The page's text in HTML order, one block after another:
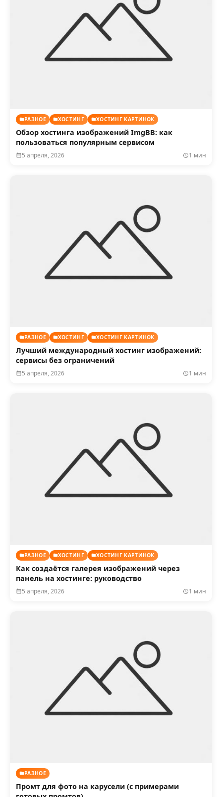
РАЗНОЕ ХОСТИНГ ХОСТИНГ КАРТИНОК
Обзор хостинга изображений ImgBB: как
пользоваться популярным сервисом
5 апреля, 2026 1 мин
РАЗНОЕ ХОСТИНГ ХОСТИНГ КАРТИНОК
Лучший международный хостинг изображений:
сервисы без ограничений
5 апреля, 2026 1 мин
РАЗНОЕ ХОСТИНГ ХОСТИНГ КАРТИНОК
Как создаётся галерея изображений через
панель на хостинге: руководство
5 апреля, 2026 1 мин
РАЗНОЕ
Промт для фото на карусели (с примерами